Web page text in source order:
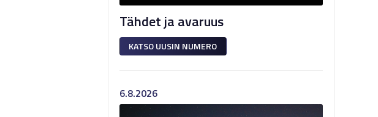
Tähdet ja avaruus
KATSO UUSIN NUMERO
6.8.2026